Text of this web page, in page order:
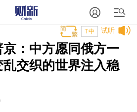
试听
T中
：中方愿同俄方一
交织的世界注入稳